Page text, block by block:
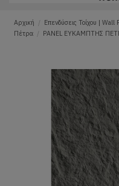
Αρχική Επενδύσεις Τοίχου |
Πέτρα
PANEL ΕΥΚΑΜΠΤΗΣ